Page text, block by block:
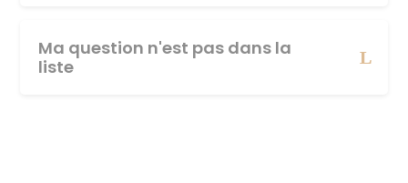
Ma question n'est pas dans la
liste